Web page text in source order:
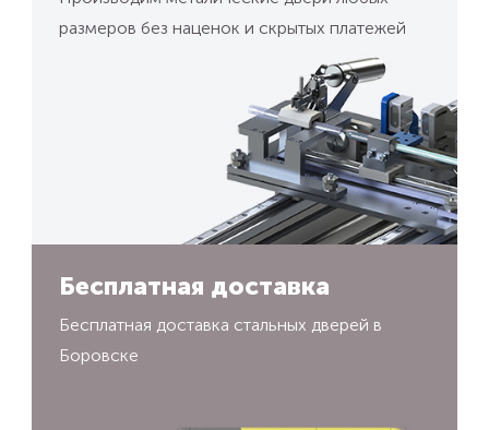
размеров без наценок и скрытых платежей
Бесплатная доставка
Бесплатная доставка стальных дверей в
Боровске